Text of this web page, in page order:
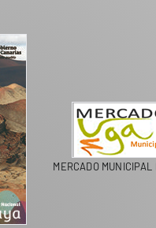
MERCADO MUNICIPAL